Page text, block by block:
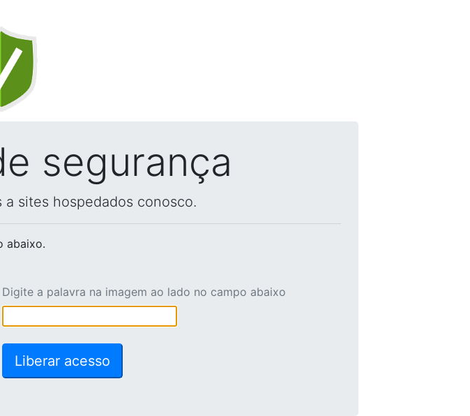
segurança
sites hospedados conosco.
abaixo.
Digite a palavra na imagem ao lado no campo abaixo